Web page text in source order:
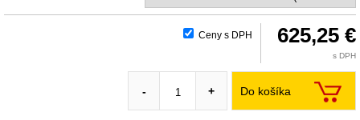
Ceny s DPH 625,25 €
s DPH
Do košíka
- +